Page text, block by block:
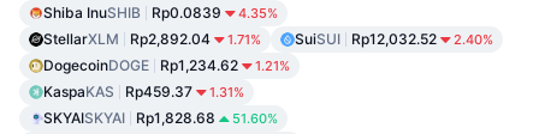
Shiba InuSHIB Rp0.0839 4.35%
StellarXLM Rp2,892.04 1.71% SuiSUI Rp12,032.52 2.40%
DogecoinDOGE Rp1,234.62 1.21%
KaspaKAS Rp459.37 1.31%
SKYAISKYAI Rp1,828.68 51.60%